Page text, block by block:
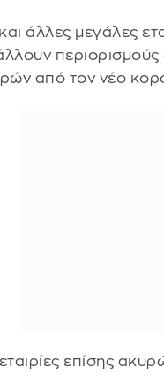
άλλες μεγάλες
από τον νέο
επίσης